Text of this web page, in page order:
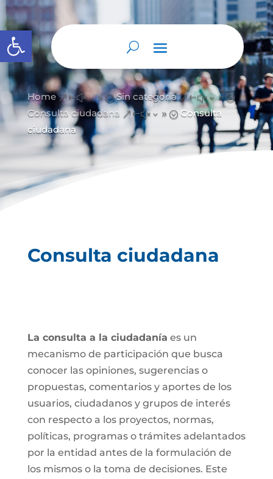
Open toolbar
Home &#x39; Sin categoría &#x39;
Consulta ciudadana &#x39; Consulta
ciudadana
Consulta ciudadana
La consulta a la ciudadanía es un
mecanismo de participación que busca
conocer las opiniones, sugerencias o
propuestas, comentarios y aportes de los
usuarios, ciudadanos y grupos de interés
con respecto a los proyectos, normas,
políticas, programas o trámites adelantados
por la entidad antes de la formulación de
los mismos o la toma de decisiones. Este